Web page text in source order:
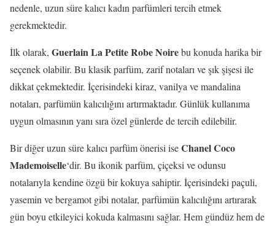
nedenle, uzun süre kalıcı kadın parfümleri tercih etmek
gerekmektedir.
İlk olarak, Guerlain La Petite Robe Noirebu konuda harika bir
seçenek olabilir. Bu klasik parfüm, zarif notaları ve şık şişesi ile
dikkat çekmektedir. İçerisindeki kiraz, vanilya ve mandalina
notaları, parfümün kalıcılığını artırmaktadır. Günlük kullanıma
uygun olmasının yanı sıra özel günlerde de tercih edilebilir.
Bir diğer uzun süre kalıcı parfüm önerisi iseChanel Coco
Mademoiselle‘dir. Bu ikonik parfüm, çiçeksi ve odunsu
notalarıyla kendine özgü bir kokuya sahiptir. İçerisindeki paçuli,
yasemin ve bergamot gibi notalar, parfümün kalıcılığını artırarak
gün boyu etkileyici kokuda kalmasını sağlar. Hem gündüz hem de